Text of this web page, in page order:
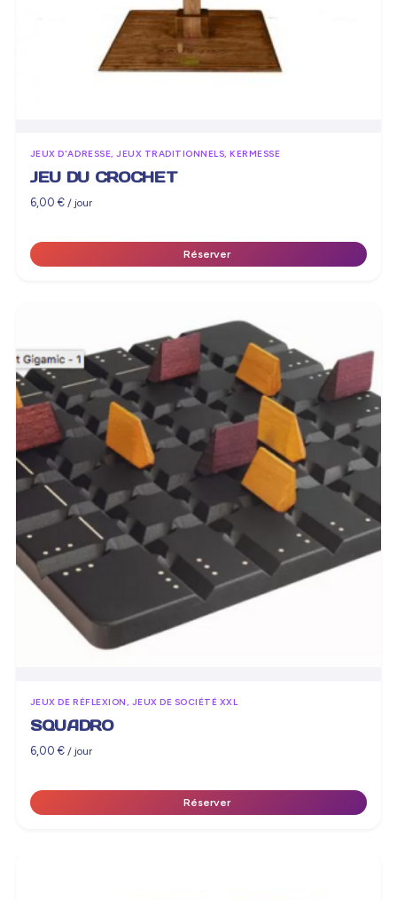
JEUX D'ADRESSE, JEUX TRADITIONNELS, KERMESSE
JEU DU CROCHET
6,00€ / jour
Réserver
JEUX DE RÉFLEXION, JEUX DE SOCIÉTÉ XXL
SQUADRO
6,00€ / jour
Réserver